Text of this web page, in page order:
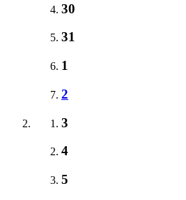
30
31
1
2
3
4
5